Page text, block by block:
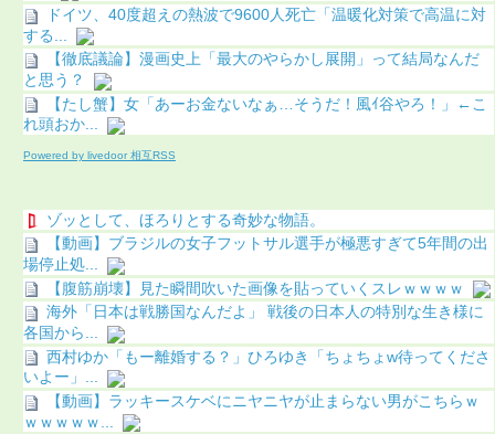
ドイツ、40度超えの熱波で9600人死亡「温暖化対策で高温に対
する...
【徹底議論】漫画史上「最大のやらかし展開」って結局なんだ
と思う？
【たし蟹】女「あーお金ないなぁ…そうだ！風ｲ谷やろ！」←こ
れ頭おか...
Powered by livedoor 相互RSS
ゾッとして、ほろりとする奇妙な物語。
【動画】ブラジルの女子フットサル選手が極悪すぎて5年間の出
場停止処...
【腹筋崩壊】見た瞬間吹いた画像を貼っていくスレｗｗｗｗ
海外「日本は戦勝国なんだよ」 戦後の日本人の特別な生き様に
各国から...
西村ゆか「もー離婚する？」ひろゆき「ちょちょw待ってくださ
いよー」...
【動画】ラッキースケベにニヤニヤが止まらない男がこちらｗ
ｗｗｗｗｗ...